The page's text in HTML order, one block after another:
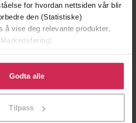
for hvordan nettsiden vår blir
den (Statistiske)
å vise deg relevante produkter,
for å gi oss ditt samtykke til å
disse formålene. Du kan også
til spesifikke formål ved å klikke
Godta alle
Tilpass
Utskudd